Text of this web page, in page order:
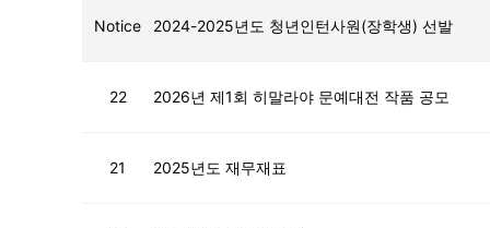
Notice 2024-2025년도 청년인턴사원(장학생) 선발
22 2026년 제1회 히말라야 문예대전 작품 공모
21 2025년도 재무재표